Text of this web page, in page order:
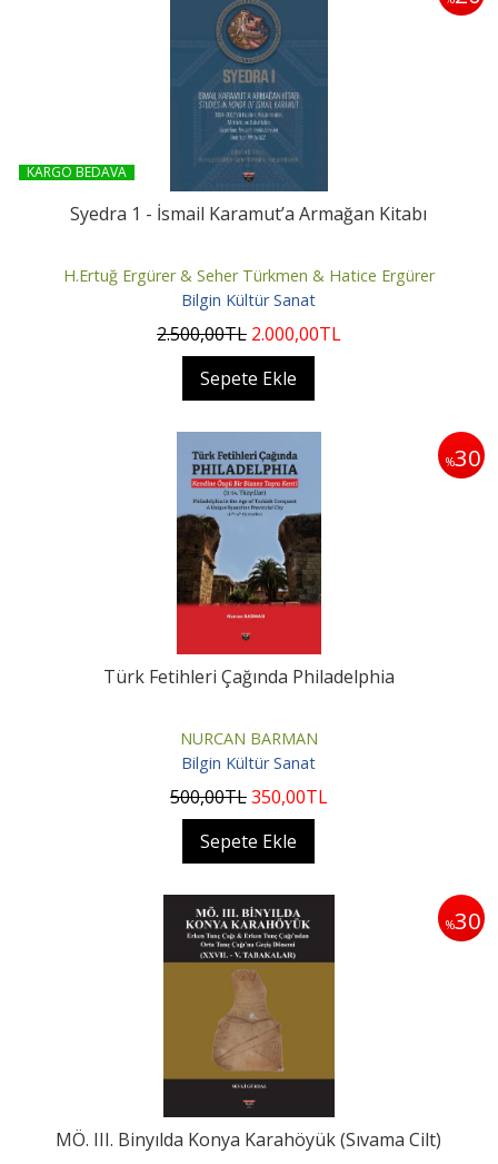
KARGO BEDAVA
Syedra 1 - İsmail Karamut’a Armağan Kitabı
H.Ertuğ Ergürer & Seher Türkmen & Hatice Ergürer
Bilgin Kültür Sanat
2.500,00TL 2.000,00TL
Sepete Ekle
%30
Türk Fetihleri Çağında Philadelphia
NURCAN BARMAN
Bilgin Kültür Sanat
500,00TL350,00TL
Sepete Ekle
%30
MÖ. III. Binyılda Konya Karahöyük (Sıvama Cilt)